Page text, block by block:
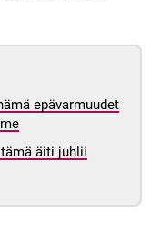
epävarmuudet
äiti juhlii